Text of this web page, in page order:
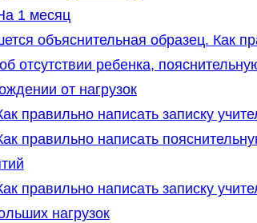
1 месяц
объяснительная образец. Как
отсутствии ребенка,
от нагрузок
правильно написать записку
правильно написать
правильно написать записку
нагрузок